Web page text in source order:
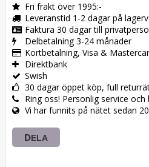
Fri frakt över 1995:-
Leveranstid 1-2 dagar på
Faktura 30 dagar till
Delbetalning 3-24 månader
Kortbetalning, Visa &
Direktbank
Swish
30 dagar öppet köp, full
Ring oss! Personlig service
Vi har funnits på nätet sedan
DELA